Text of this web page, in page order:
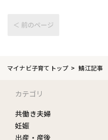
＜ 前のページ
マイナビ子育てトップ 鯖江記事
カテゴリ
共働き夫婦
妊娠
出産・産後